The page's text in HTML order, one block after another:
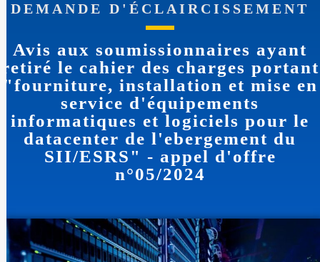
DEMANDE D'ÉCLAIRCISSEMENT
Avis aux soumissionnaires ayant
retiré le cahier des charges portant
"fourniture, installation et mise en
service d'équipements
informatiques et logiciels pour le
datacenter de l'ebergement du
SII/ESRS" - appel d'offre
n°05/2024